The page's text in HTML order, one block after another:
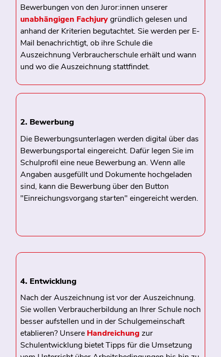
Bewerbungen von den Juror:innen unserer
unabhängigen Fachjurygründlich gelesen und
anhand der Kriterien begutachtet. Sie werden per E-
Mail benachrichtigt, ob ihre Schule die
Auszeichnung Verbraucherschule erhält und wann
und wo die Auszeichnung stattfindet.
2. Bewerbung
Die Bewerbungsunterlagen werden digital über das
Bewerbungsportal eingereicht. Dafür legen Sie im
Schulprofil eine neue Bewerbung an. Wenn alle
Angaben ausgefüllt und Dokumente hochgeladen
sind, kann die Bewerbung über den Button
"Einreichungsvorgang starten" eingereicht werden.
4. Entwicklung
Nach der Auszeichnung ist vor der Auszeichnung.
Sie wollen Verbraucherbildung an Ihrer Schule noch
besser aufstellen und in der Schulgemeinschaft
etablieren? Unsere Handreichung zur
Schulentwicklung bietet Tipps für die Umsetzung